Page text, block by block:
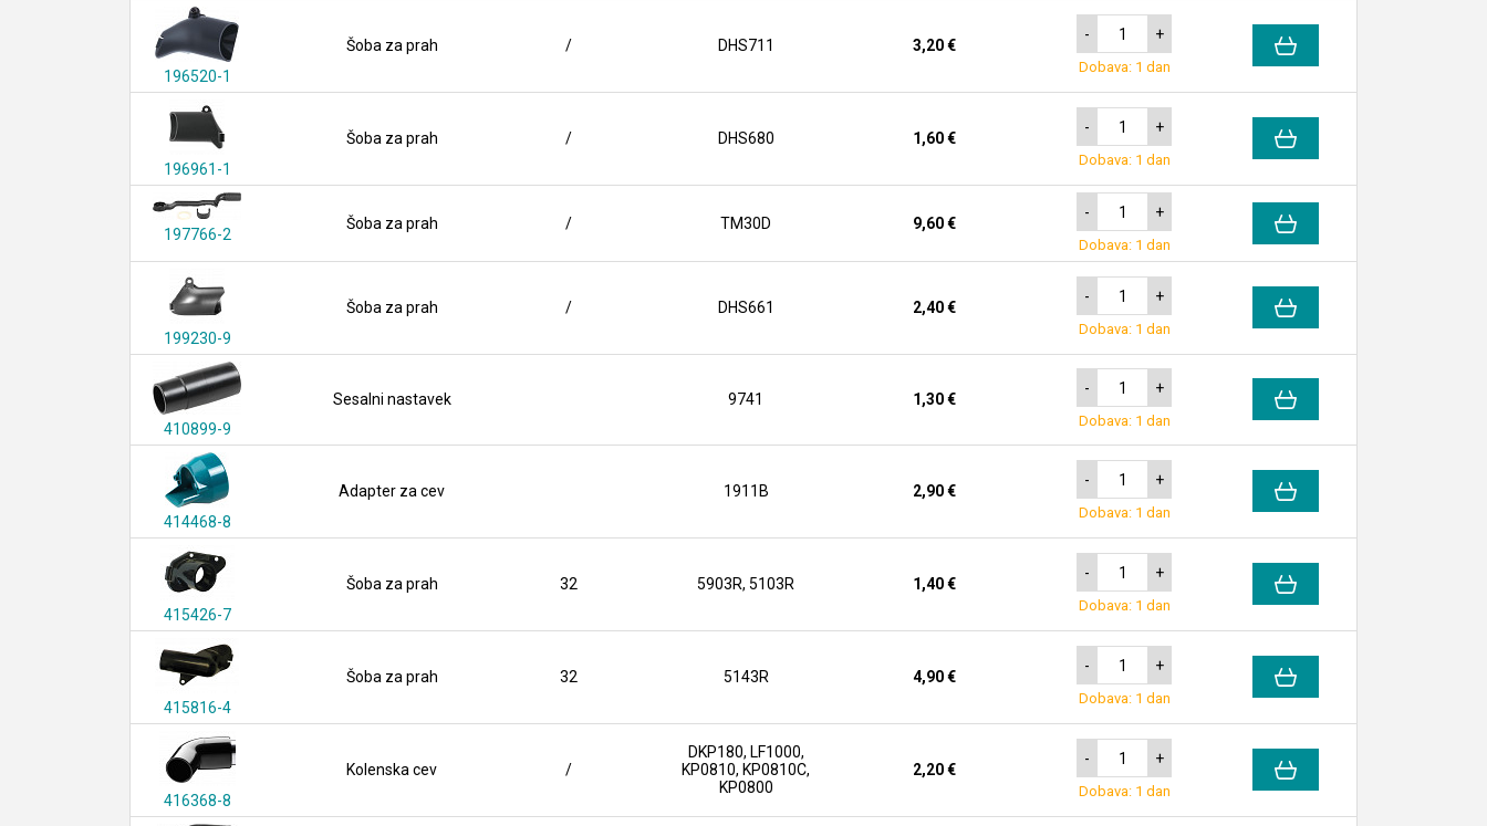
196520-1
Šoba za prah / DHS711 3,20 €
- +
Dobava: 1 dan
196961-1
Šoba za prah / DHS680 1,60 €
- +
Dobava: 1 dan
197766-2
Šoba za prah / TM30D 9,60 €
- +
Dobava: 1 dan
199230-9
Šoba za prah / DHS661 2,40 €
- +
Dobava: 1 dan
410899-9
Sesalni nastavek 9741 1,30 €
- +
Dobava: 1 dan
414468-8
Adapter za cev 1911B 2,90 €
- +
Dobava: 1 dan
415426-7
Šoba za prah 32 5903R, 5103R 1,40 €
- +
Dobava: 1 dan
415816-4
Šoba za prah 32 5143R 4,90 €
- +
Dobava: 1 dan
416368-8
Kolenska cev /
DKP180, LF1000,
KP0810, KP0810C,
KP0800
2,20 €
- +
Dobava: 1 dan